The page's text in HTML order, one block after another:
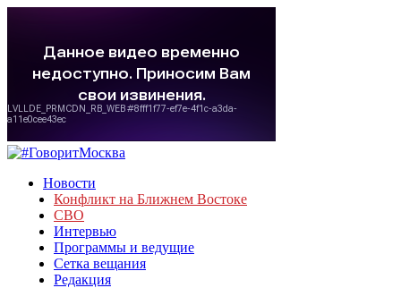
Новости
Конфликт на Ближнем Востоке
СВО
Интервью
Программы и ведущие
Сетка вещания
Редакция